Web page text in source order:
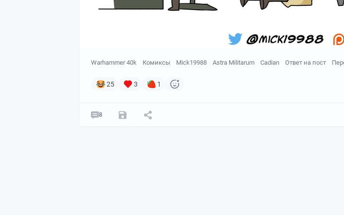
Warhammer 40k Комиксы Mick19988 Astra Militarum Cadian Ответ на пост
25 3 1
8